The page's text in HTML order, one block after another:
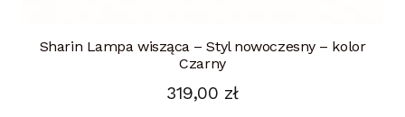
Sharin Lampa wisząca – Styl nowoczesny – kolor
Czarny
319,00 zł